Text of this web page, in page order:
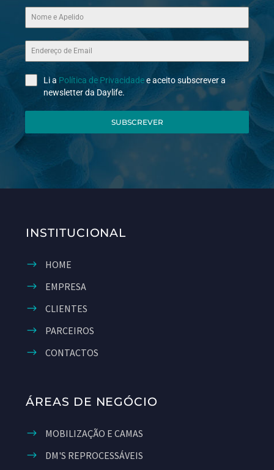
Li a Política de Privacidadee aceito subscrever a
newsletter da Daylife.
SUBSCREVER
INSTITUCIONAL
HOME
EMPRESA
CLIENTES
PARCEIROS
CONTACTOS
ÁREAS DE NEGÓCIO
MOBILIZAÇÃO E CAMAS
DM'S REPROCESSÁVEIS